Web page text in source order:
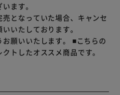
ます。
となっていた場合、キャンセ
いたしております。
願いいたします。 ■こちらの
トしたオススメ商品です。